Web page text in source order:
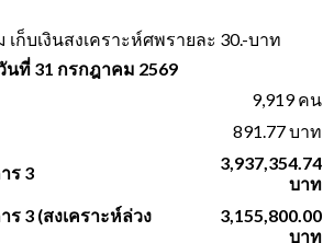
ก็บเงินสงเคราะห์ศพรายละ 30.-บาท
นที่ 31 กรกฎาคม 2569
9,919 คน
891.77 บาท
ร 3
3,937,354.74
บาท
3 (สงเคราะห์ล่วง
3,155,800.00
บาท